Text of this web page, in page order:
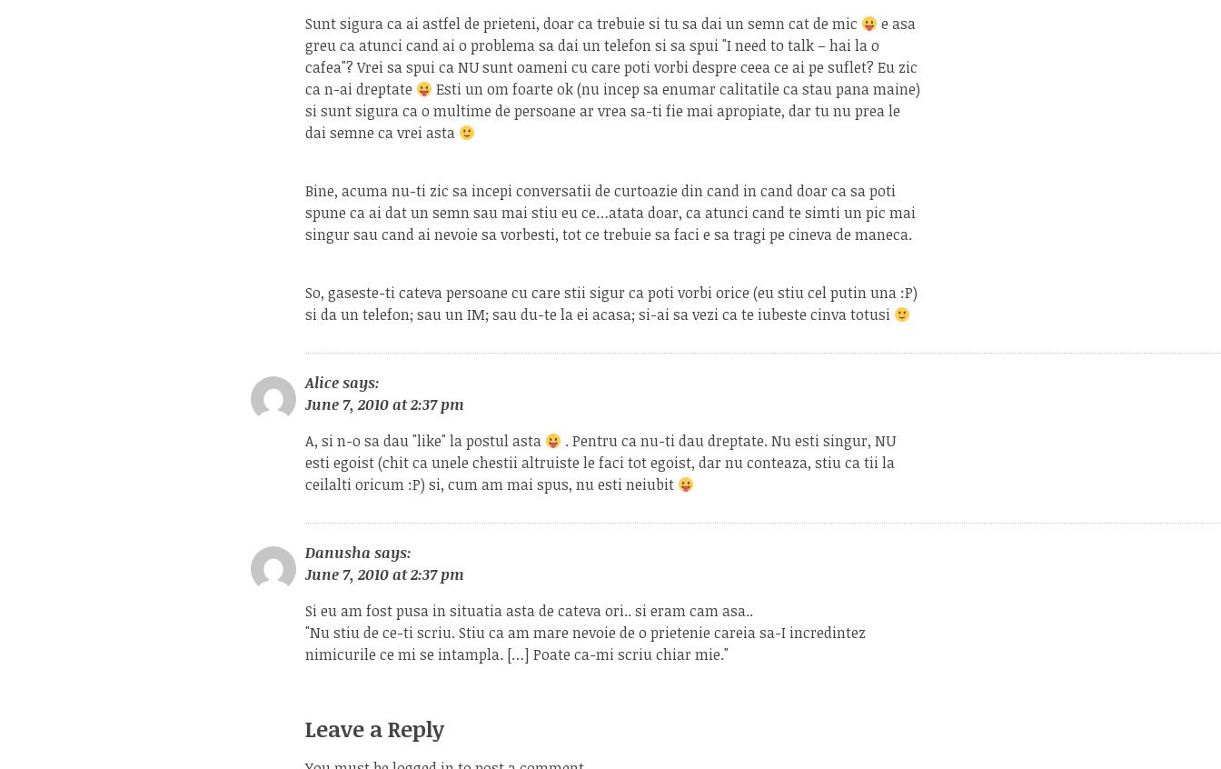
Sunt sigura ca ai astfel de prieteni, doar ca trebuie si tu sa dai un semn cat de mic
e asa
greu ca atunci cand ai o problema sa dai un telefon si sa spui "I need to talk – hai la o
cafea"? Vrei sa spui ca NU sunt oameni cu care poti vorbi despre ceea ce ai pe suflet? Eu zic
ca n-ai dreptate
Esti un om foarte ok (nu incep sa enumar calitatile ca stau pana maine)
si sunt sigura ca o multime de persoane ar vrea sa-ti fie mai apropiate, dar tu nu prea le
dai semne ca vrei asta
Bine, acuma nu-ti zic sa incepi conversatii de curtoazie din cand in cand doar ca sa poti
spune ca ai dat un semn sau mai stiu eu ce…atata doar, ca atunci cand te simti un pic mai
singur sau cand ai nevoie sa vorbesti, tot ce trebuie sa faci e sa tragi pe cineva de maneca.
So, gaseste-ti cateva persoane cu care stii sigur ca poti vorbi orice (eu stiu cel putin una :P)
si da un telefon; sau un IM; sau du-te la ei acasa; si-ai sa vezi ca te iubeste cinva totusi
Alicesays:
June 7, 2010 at 2:37 pm
A, si n-o sa dau "like" la postul asta
. Pentru ca nu-ti dau dreptate. Nu esti singur, NU
esti egoist (chit ca unele chestii altruiste le faci tot egoist, dar nu conteaza, stiu ca tii la
ceilalti oricum :P) si, cum am mai spus, nu esti neiubit
Danusha says:
June 7, 2010 at 2:37 pm
Si eu am fost pusa in situatia asta de cateva ori.. si eram cam asa..
"Nu stiu de ce-ti scriu. Stiu ca am mare nevoie de o prietenie careia sa-I incredintez
nimicurile ce mi se intampla. […] Poate ca-mi scriu chiar mie."
Leave a Reply